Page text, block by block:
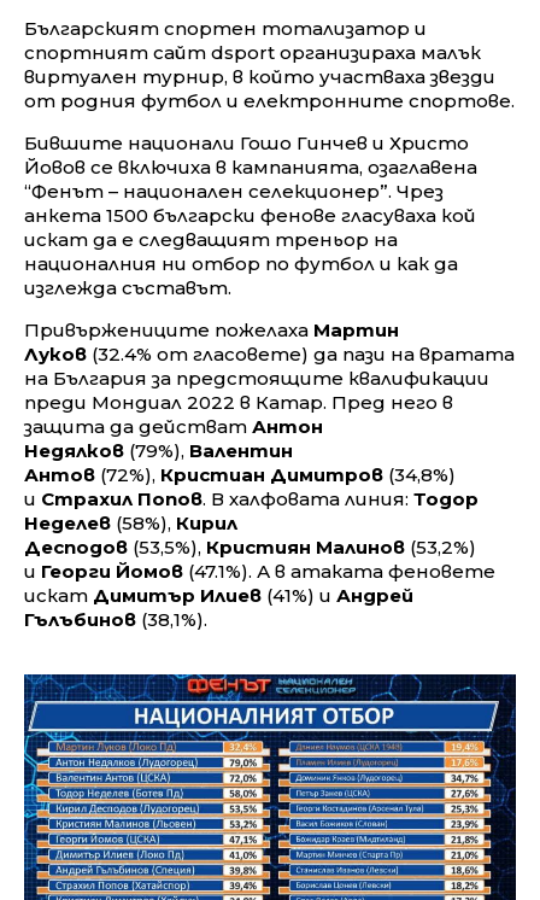
Българският спортен тотализатор и
спортният сайт dsport организираха малък
виртуален турнир, в който участваха звезди
от родния футбол и електронните спортове.
Бившите национали Гошо Гинчев и Христо
Йовов се включиха в кампанията, озаглавена
“Фенът – национален селекционер”. Чрез
анкета 1500 български фенове гласуваха кой
искат да е следващият треньор на
националния ни отбор по футбол и как да
изглежда съставът.
Привържениците пожелаха Мартин
Луков (32.4% от гласовете) да пази на вратата
на България за предстоящите квалификации
преди Мондиал 2022 в Катар. Пред него в
защита да действат Антон
Недялков (79%), Валентин
Антов (72%), Кристиан Димитров (34,8%)
и Страхил Попов. В халфовата линия: Тодор
Неделев (58%), Кирил
Десподов (53,5%), Кристиян Малинов (53,2%)
и Георги Йомов (47.1%). А в атаката феновете
искат Димитър Илиев (41%) и Андрей
Гълъбинов (38,1%).